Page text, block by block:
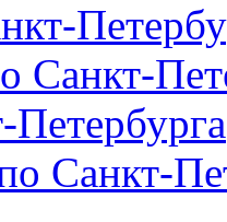
Санкт-
Санкт-